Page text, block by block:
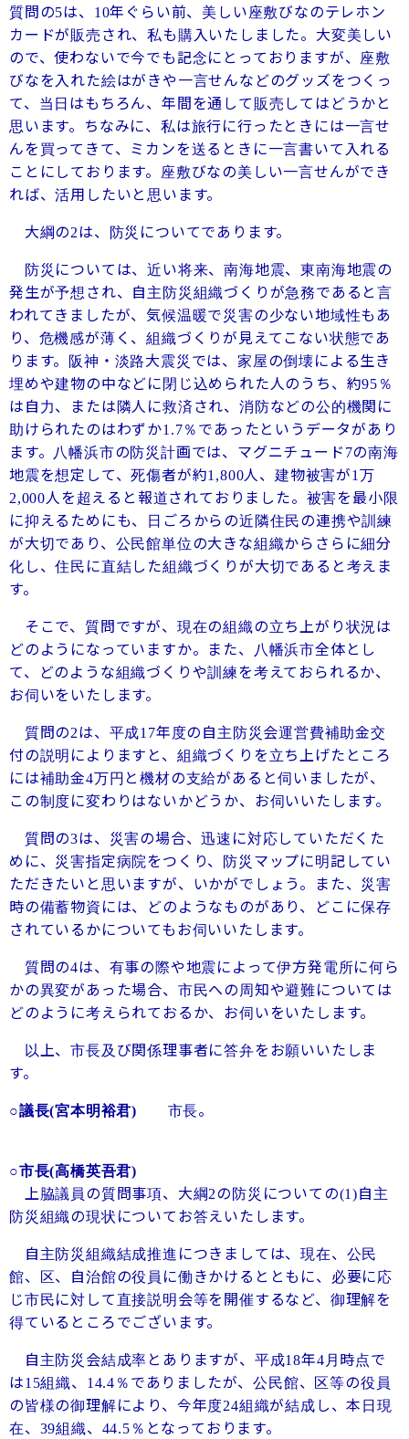
質問の5は、 10年ぐらい前、美しい座敷びなのテレホン
カードが販売され、私も購入いたしました。大変美しい
ので、使わないで今でも記念にとっておりますが、座敷
びなを入れた絵はがきや一言せんなどのグッズをつくっ
て、当日はもちろん、年間を通して販売してはどうかと
思います。ちなみに、私は旅行に行ったときには一言せ
んを買ってきて、ミカンを送るときに一言書いて入れる
ことにしております。座敷びなの美しい一言せんができ
れば、活用したいと思います。
大綱の2は、防災についてであります。
防災については、近い将来、南海地震、東南海地震の
発生が予想され、自主防災組織づくりが急務であると言
われてきましたが、気候温暖で災害の少ない地域性もあ
り、危機感が薄く、組織づくりが見えてこない状態であ
ります。阪神・淡路大震災では、家屋の倒壊による生き
埋めや建物の中などに閉じ込められた人のうち、約95 ％
は自力、または隣人に救済され、消防などの公的機関に
助けられたのはわずか1.7％であったというデータがあり
ます。八幡浜市の防災計画では、マグニチュード 7の南海
地震を想定して、死傷者が約1,800人、建物被害が1 万
2,000人を超えると報道されておりました。被害を最小限
に抑えるためにも、日ごろからの近隣住民の連携や訓練
が大切であり、公民館単位の大きな組織からさらに細分
化し、住民に直結した組織づくりが大切であると考えま
す。
そこで、質問ですが、現在の組織の立ち上がり状況は
どのようになっていますか。また、八幡浜市全体とし
て、どのような組織づくりや訓練を考えておられるか、
お伺いをいたします。
質問の2は、平成17年度の自主防災会運営費補助金交
付の説明によりますと、組織づくりを立ち上げたところ
には補助金4万円と機材の支給があると伺いましたが、
この制度に変わりはないかどうか、お伺いいたします。
質問の3は、災害の場合、迅速に対応していただくた
めに、災害指定病院をつくり、防災マップに明記してい
ただきたいと思いますが、いかがでしょう。また、災害
時の備蓄物資には、どのようなものがあり、どこに保存
されているかについてもお伺いいたします。
質問の4は、有事の際や地震によって伊方発電所に何ら
かの異変があった場合、市民への周知や避難については
どのように考えられておるか、お伺いをいたします。
以上、市長及び関係理事者に答弁をお願いいたしま
す。
○議長(宮本明裕君) 市長。
○市長(高橋英吾君)
上脇議員の質問事項、大綱2の防災についての(1)自主
防災組織の現状についてお答えいたします。
自主防災組織結成推進につきましては、現在、公民
館、区、自治館の役員に働きかけるとともに、必要に応
じ市民に対して直接説明会等を開催するなど、御理解を
得ているところでございます。
自主防災会結成率とありますが、平成18年4月時点で
は15組織、 14.4 ％でありましたが、公民館、区等の役員
の皆様の御理解により、今年度24組織が結成し、本日現
在、
39組織、 44.5 ％となっております。